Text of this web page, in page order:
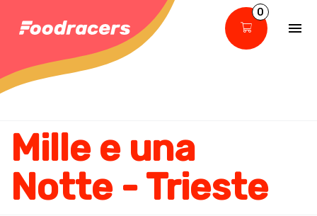
0
Mille e una
Notte - Trieste